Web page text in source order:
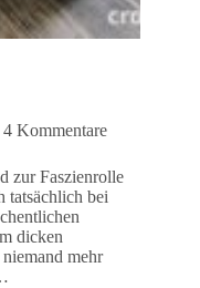
4 Kommentare
zur Faszienrolle
tatsächlich bei
dicken
mehr